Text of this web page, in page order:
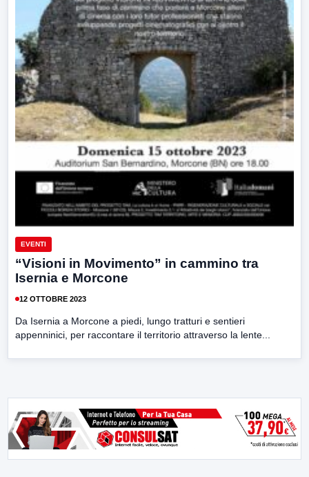
EVENTI
“Visioni in Movimento” in cammino tra
Isernia e Morcone
12 OTTOBRE 2023
Da Isernia a Morcone a piedi, lungo tratturi e sentieri
appenninici, per raccontare il territorio attraverso la lente...